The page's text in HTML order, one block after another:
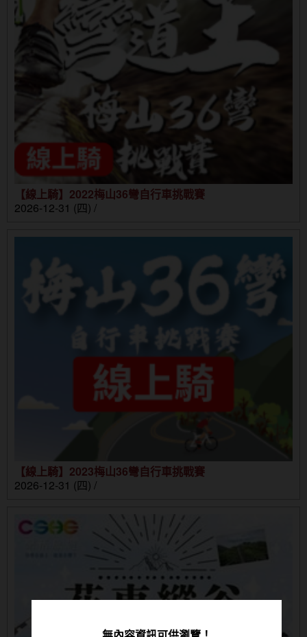
【線上騎】2022梅山36彎自行車挑戰賽
2026-12-31 (四) /
【線上騎】2023梅山36彎自行車挑戰賽
2026-12-31 (四) /